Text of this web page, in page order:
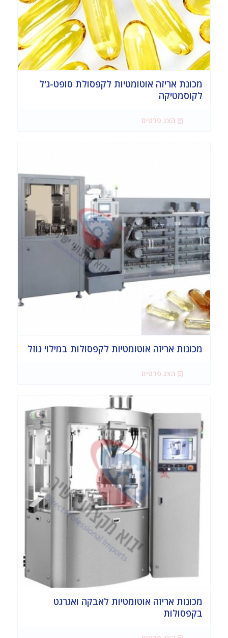
מכונת אריזה אוטומטיות לקפסולת סופט-ג'ל
לקוסמטיקה
הצג פרטים
מכונות אריזה אוטומטיות לקפסולות במילוי נוזל
הצג פרטים
מכונות אריזה אוטומטיות לאבקה ואגרגט
בקפסולות